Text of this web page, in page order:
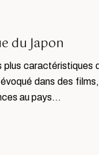
du Japon
plus caractéristiques
dans des films,
au pays…